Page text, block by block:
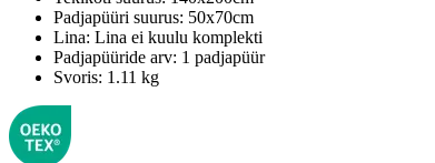
Padjapüüri suurus: 50x70cm
Lina: Lina ei kuulu komplekti
Padjapüüride arv: 1 padjapüür
Svoris: 1.11 kg